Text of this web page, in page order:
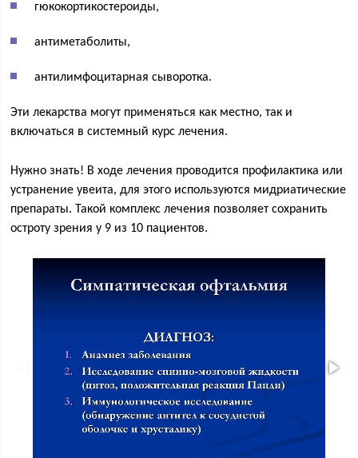
гюкокортикостероиды,
антиметаболиты,
антилимфоцитарная сыворотка.
Эти лекарства могут применяться как местно, так и
включаться в системный курс лечения.
Нужно знать! В ходе лечения проводится профилактика или
устранение увеита, для этого используются мидриатические
препараты. Такой комплекс лечения позволяет сохранить
остроту зрения у 9 из 10 пациентов.